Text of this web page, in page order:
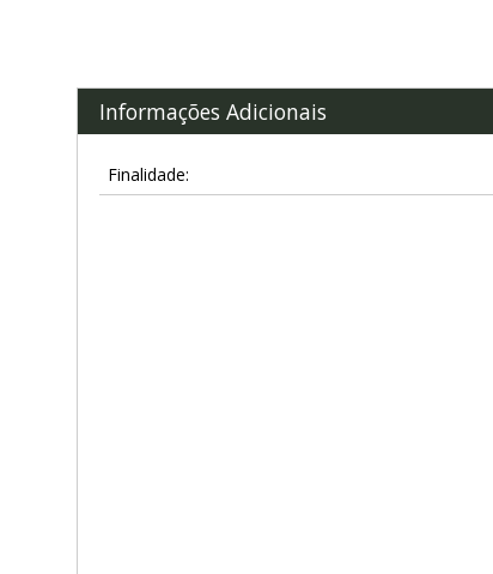
Informações Adicionais
Finalidade: